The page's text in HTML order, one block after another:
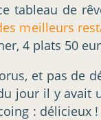
tableau de
meilleurs
4 plats 50
et pas de
jour il y
: